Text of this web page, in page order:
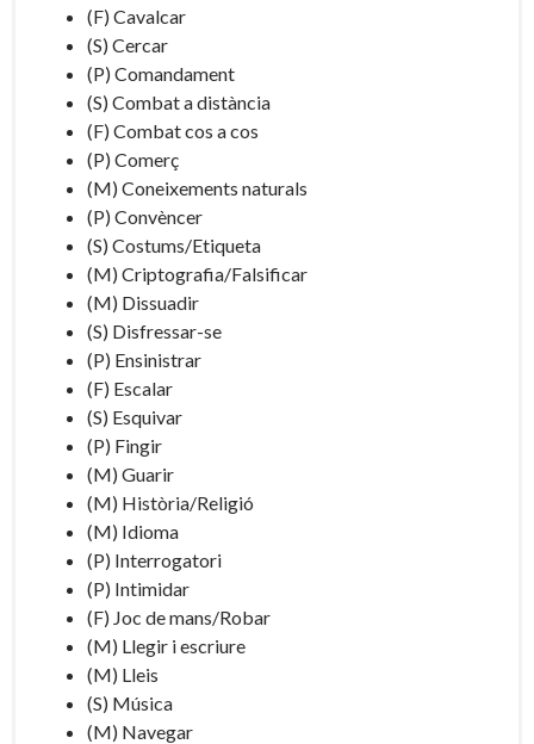
(F) Cavalcar
(S) Cercar
(P) Comandament
(S) Combat a distància
(F) Combat cos a cos
(P) Comerç
(M) Coneixements naturals
(P) Convèncer
(S) Costums/Etiqueta
(M) Criptografia/Falsificar
(M) Dissuadir
(S) Disfressar-se
(P) Ensinistrar
(F) Escalar
(S) Esquivar
(P) Fingir
(M) Guarir
(M) Història/Religió
(M) Idioma
(P) Interrogatori
(P) Intimidar
(F) Joc de mans/Robar
(M) Llegir i escriure
(M) Lleis
(S) Música
(M) Navegar